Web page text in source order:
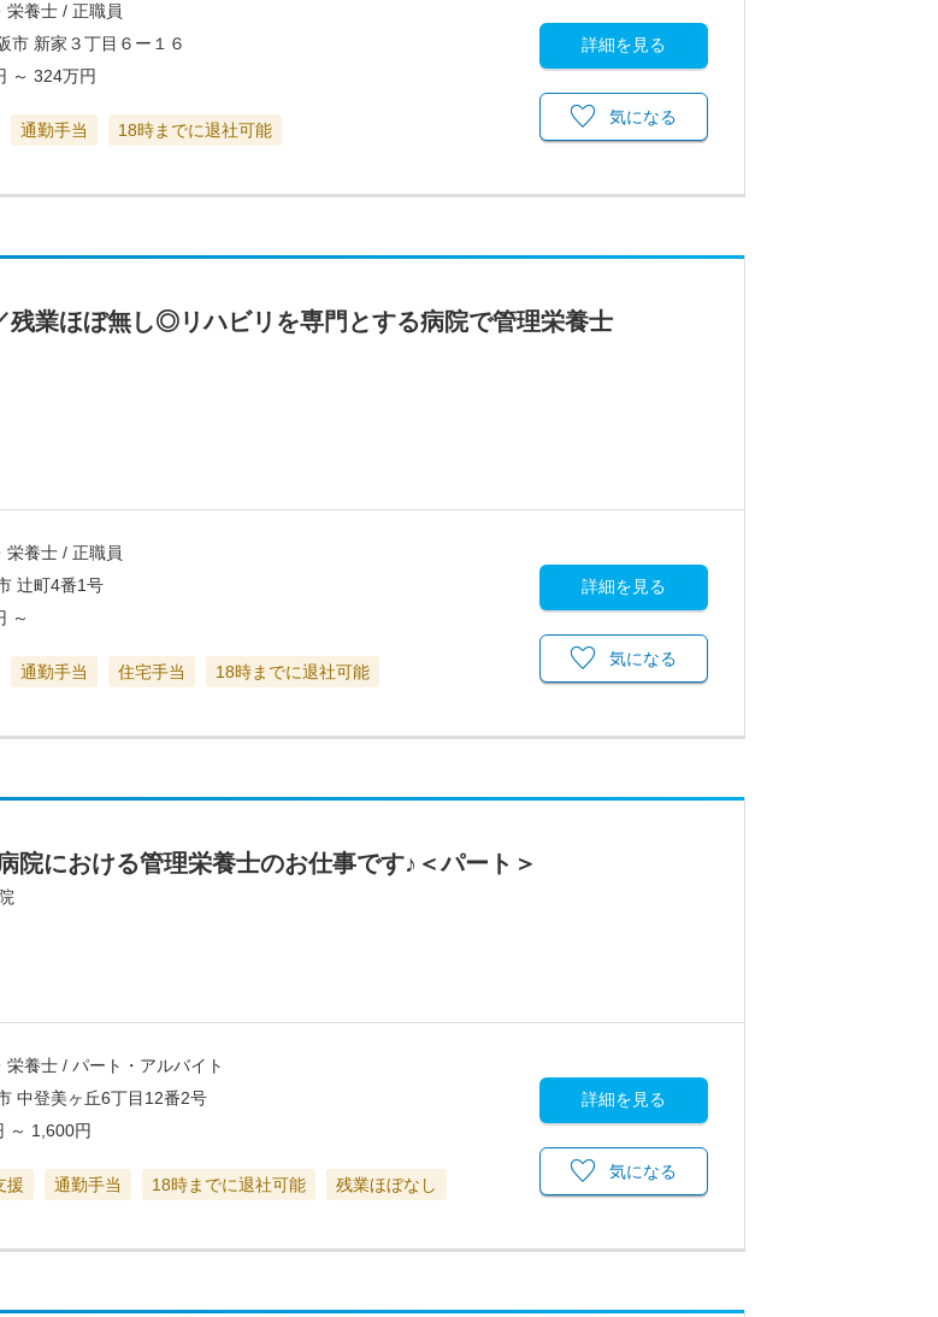
栄養士 / 正職員
市 新家３丁目６ー１６
～324万円
通勤手当 18時までに退社可能
詳細を見る
気になる
残業ほぼ無し◎リハビリを専門とする病院で管理栄養士
栄養士 / 正職員
辻町4番1号
～
通勤手当 住宅手当 18時までに退社可能
詳細を見る
気になる
院における管理栄養士のお仕事です♪＜パート＞
栄養士 / パート・アルバイト
中登美ヶ丘6丁目12番2号
～ 1,600円
援 通勤手当 18時までに退社可能 残業ほぼなし
詳細を見る
気になる